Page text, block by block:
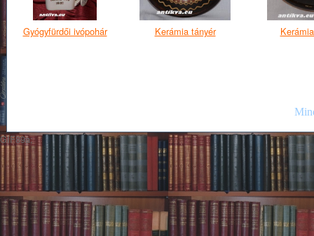
Gyógyfürdői ivópohár Kerámia tányér
GIF89a;